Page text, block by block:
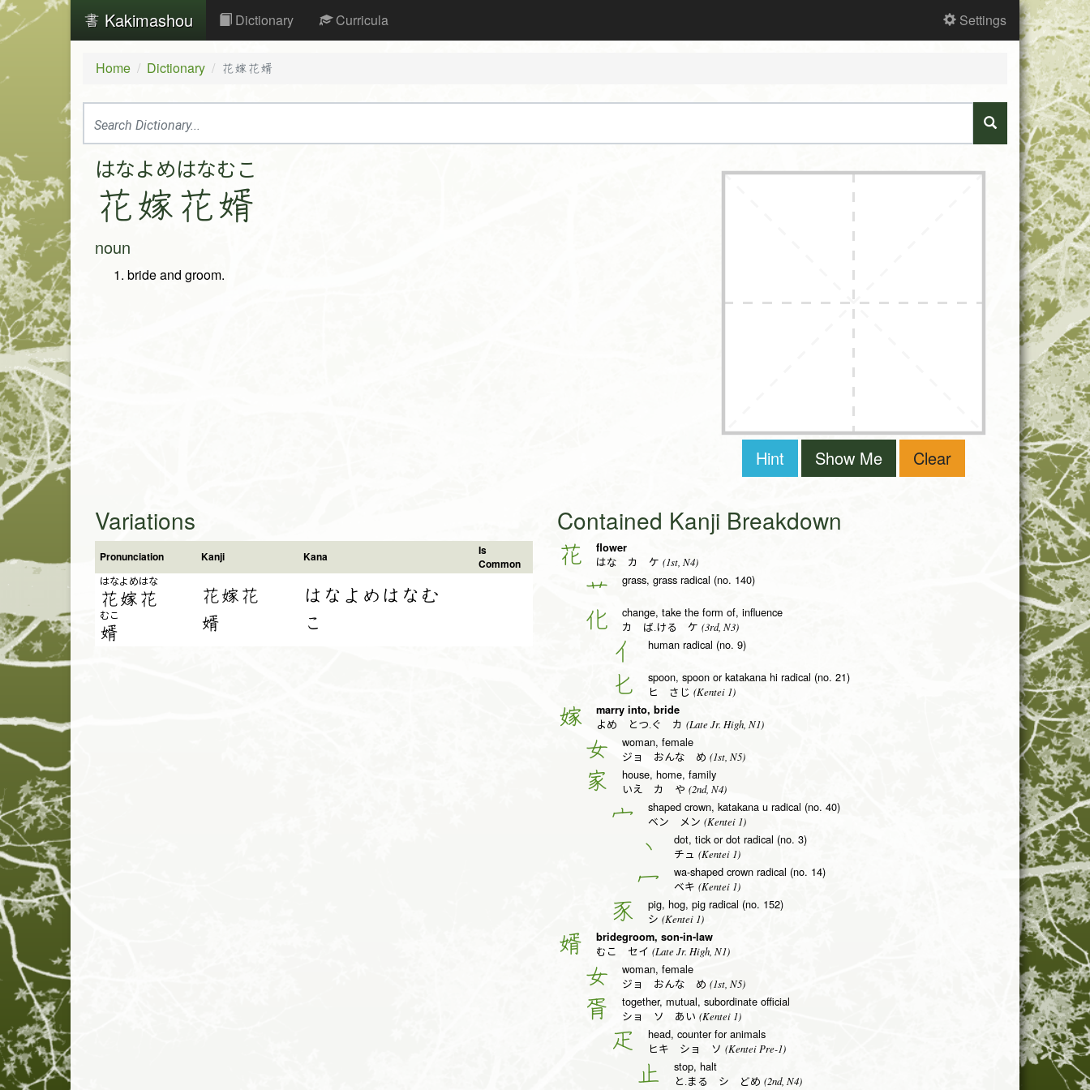
Kakimashou Dictionary Curricula Settings
Home Dictionary 花嫁花婿
はな
花
よめ
嫁
はな
花
むこ
婿
noun
bride and groom.
Hint Show Me Clear
Variations
Pronunciation Kanji Kana
Is
Common
はな
花
よめ
嫁
はな
花
むこ
婿
花嫁花
婿
はなよめはなむ
こ
Contained Kanji Breakdown
花 flower
はな カ ケ (1st, N4)
艹 grass, grass radical (no. 140)
化 change, take the form of, influence
カ ば.ける ケ (3rd, N3)
亻 human radical (no. 9)
匕 spoon, spoon or katakana hi radical (no. 21)
ヒ さじ (Kentei 1)
嫁 marry into, bride
よめ とつ.ぐ カ (Late Jr. High, N1)
女 woman, female
ジョ おんな め (1st, N5)
家 house, home, family
いえ カ や (2nd, N4)
宀 shaped crown, katakana u radical (no. 40)
ベン メン (Kentei 1)
丶 dot, tick or dot radical (no. 3)
チュ (Kentei 1)
冖 wa-shaped crown radical (no. 14)
ベキ (Kentei 1)
豕 pig, hog, pig radical (no. 152)
シ (Kentei 1)
婿 bridegroom, son-in-law
むこ セイ (Late Jr. High, N1)
女 woman, female
ジョ おんな め (1st, N5)
胥 together, mutual, subordinate official
ショ ソ あい (Kentei 1)
疋 head, counter for animals
ヒキ ショ ソ (Kentei Pre-1)
止 stop, halt
と.まる シ どめ (2nd, N4)